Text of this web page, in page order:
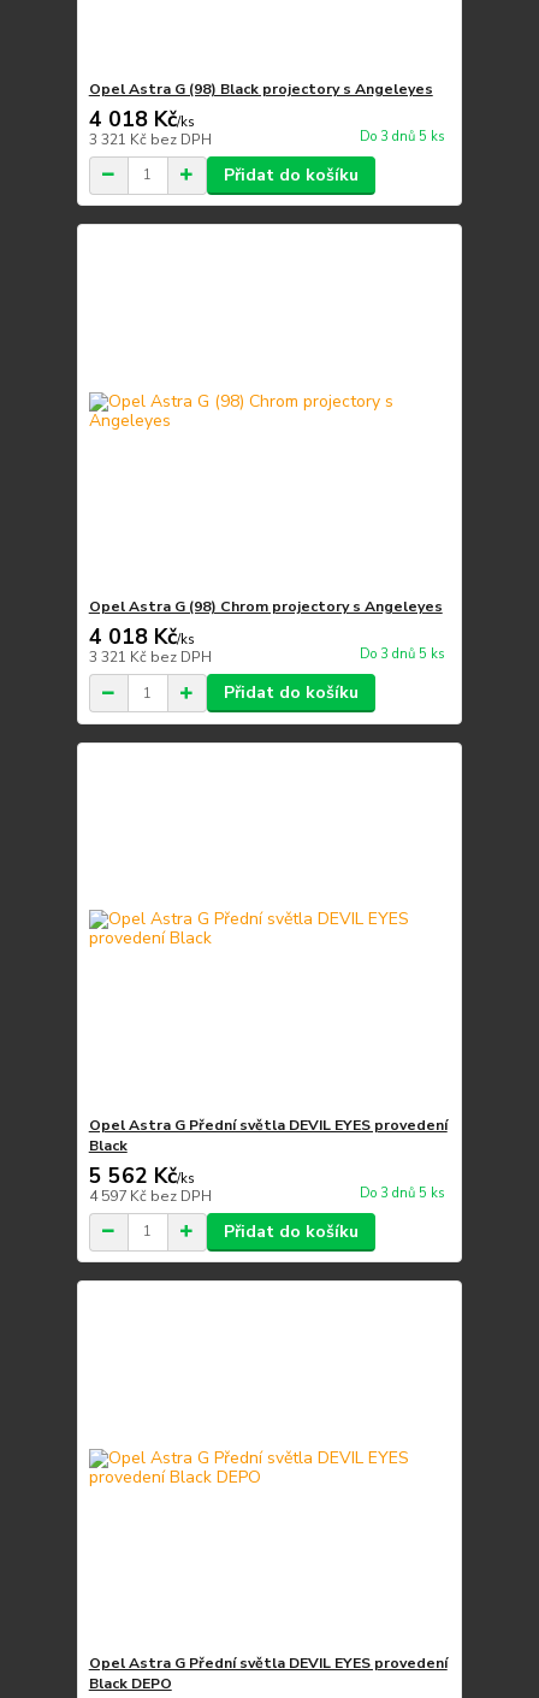
Opel Astra G (98) Black projectory s Angeleyes
4 018 Kč/ks
3 321 Kč bez DPH Do 3 dnů 5 ks
Přidat do košíku
Opel Astra G (98) Chrom projectory s Angeleyes
4 018 Kč/ks
3 321 Kč bez DPH Do 3 dnů 5 ks
Přidat do košíku
Opel Astra G Přední světla DEVIL EYES provedení
Black
5 562 Kč/ks
4 597 Kč bez DPH Do 3 dnů 5 ks
Přidat do košíku
Opel Astra G Přední světla DEVIL EYES provedení
Black DEPO